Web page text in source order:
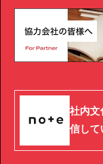
社内文
信して